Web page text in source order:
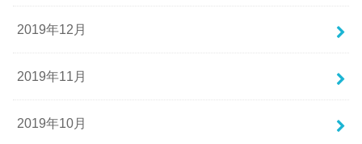
2019年12月
2019年11月
2019年10月